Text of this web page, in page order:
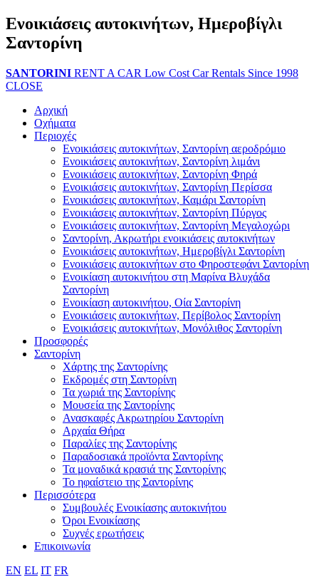
Ενοικιάσεις αυτοκινήτων, Ημεροβίγλι
Σαντορίνη
SANTORINI RENT A CAR Low Cost Car Rentals Since 1998
CLOSE
Αρχική
Οχήματα
Περιοχές
Ενοικιάσεις αυτοκινήτων, Σαντορίνη αεροδρόμιο
Ενοικιάσεις αυτοκινήτων, Σαντορίνη λιμάνι
Ενοικιάσεις αυτοκινήτων, Σαντορίνη Φηρά
Ενοικιάσεις αυτοκινήτων, Σαντορίνη Περίσσα
Ενοικιάσεις αυτοκινήτων, Καμάρι Σαντορίνη
Ενοικιάσεις αυτοκινήτων, Σαντορίνη Πύργος
Ενοικιάσεις αυτοκινήτων, Σαντορίνη Μεγαλοχώρι
Σαντορίνη, Ακρωτήρι ενοικιάσεις αυτοκινήτων
Ενοικιάσεις αυτοκινήτων, Ημεροβίγλι Σαντορίνη
Ενοικιάσεις αυτοκινήτων στο Φηροστεφάνι Σαντορίνη
Ενοικίαση αυτοκινήτου στη Μαρίνα Βλυχάδα
Σαντορίνη
Ενοικίαση αυτοκινήτου, Οία Σαντορίνη
Ενοικιάσεις αυτοκινήτων, Περίβολος Σαντορίνη
Ενοικιάσεις αυτοκινήτων, Μονόλιθος Σαντορίνη
Προσφορές
Σαντορίνη
Χάρτης της Σαντορίνης
Εκδρομές στη Σαντορίνη
Τα χωριά της Σαντορίνης
Μουσεία της Σαντορίνης
Ανασκαφές Ακρωτηρίου Σαντορίνη
Αρχαία Θήρα
Παραλίες της Σαντορίνης
Παραδοσιακά προϊόντα Σαντορίνης
Τα μοναδικά κρασιά της Σαντορίνης
Το ηφαίστειο της Σαντορίνης
Περισσότερα
Συμβουλές Ενοικίασης αυτοκινήτου
Όροι Ενοικίασης
Συχνές ερωτήσεις
Επικοινωνία
EN EL IT FR